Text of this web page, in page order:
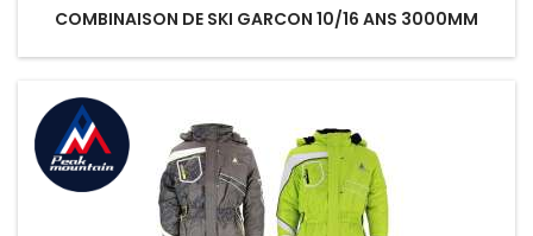
COMBINAISON DE SKI GARCON 10/16 ANS 3000MM